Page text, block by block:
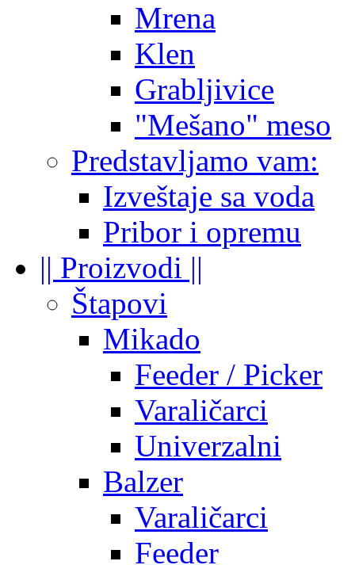
Mrena
Klen
Grabljivice
"Mešano" meso
Predstavljamo vam:
Izveštaje sa voda
Pribor i opremu
|| Proizvodi ||
Štapovi
Mikado
Feeder / Picker
Varaličarci
Univerzalni
Balzer
Varaličarci
Feeder